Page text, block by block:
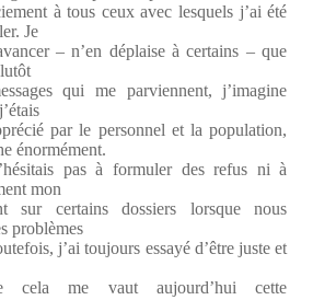
à tous ceux avec lesquels j’ai été
Je
– n’en déplaise à certains – que
qui me parviennent, j’imagine
par le personnel et la population,
énormément.
pas à formuler des refus ni à
mon
sur certains dossiers lorsque nous
problèmes
j’ai toujours essayé d’être juste et
cela me vaut aujourd’hui cette